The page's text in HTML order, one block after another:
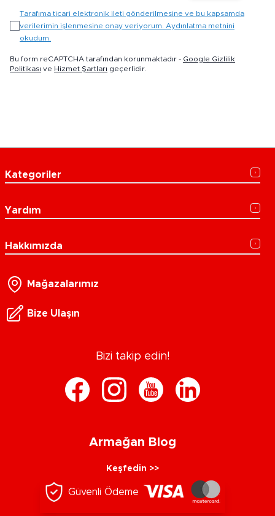
Tarafıma ticari elektronik ileti gönderilmesine ve bu kapsamda
verilerimin işlenmesine onay veriyorum. Aydınlatma metnini
okudum.
Bu form reCAPTCHA tarafından korunmaktadır - Google Gizlilik
Politikası ve Hizmet Şartları geçerlidir.
Kategoriler
Yardım
Hakkımızda
Mağazalarımız
Bize Ulaşın
Bizi takip edin!
Armağan Blog
Keşfedin >>
Güvenli Ödeme